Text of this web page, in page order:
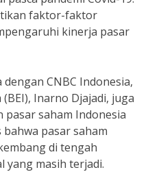
faktor-faktor
kinerja pasar
CNBC Indonesia,
Inarno Djajadi, juga
saham Indonesia
bahwa pasar saham
di tengah
yang masih terjadi.